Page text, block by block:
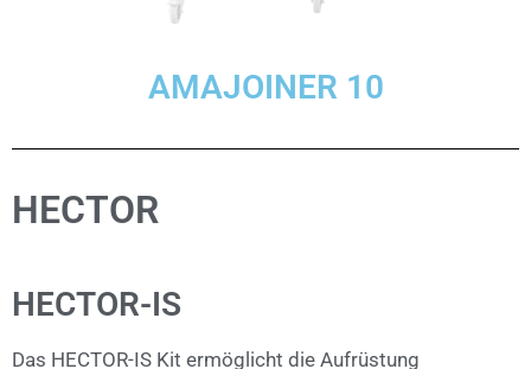
AMAJOINER 10
HECTOR
HECTOR-IS
Das HECTOR-IS Kit ermöglicht die Aufrüstung